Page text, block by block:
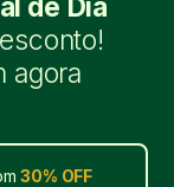
de Dia
agora
30% OFF